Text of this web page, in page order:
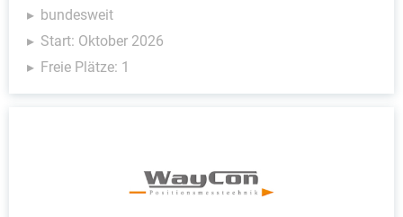
bundesweit
Start: Oktober 2026
Freie Plätze: 1